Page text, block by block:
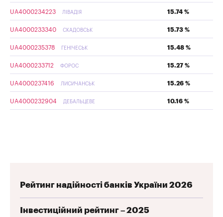
UA4000234223 ЛІВАДІЯ 15.74 %
UA4000233340 СКАДОВСЬК 15.73 %
UA4000235378 ГЕНІЧЕСЬК 15.48 %
UA4000233712 ФОРОС 15.27 %
UA4000237416 ЛИСИЧАНСЬК 15.26 %
UA4000232904 ДЕБАЛЬЦЕВЕ 10.16 %
Рейтинг надійності банків України 2026
Інвестиційний рейтинг – 2025